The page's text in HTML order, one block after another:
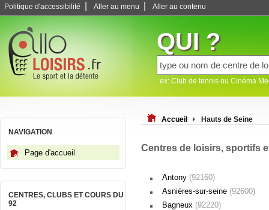
Politique d'accessibilité Aller au menu Aller au contenu
QUI ?
ex: Club de tennis ou Cinéma
NAVIGATION
Page d'accueil
CENTRES, CLUBS ET COURS DU
92
Accueil Hauts de Seine
Centres de loisirs, sportifs
Antony (92160)
Asnières-sur-seine (92600)
Bagneux (92220)